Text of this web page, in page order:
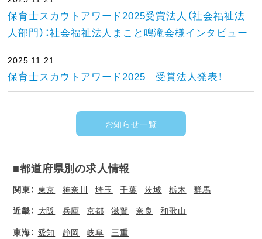
保育士スカウトアワード2025受賞法人（社会福祉法
人部門）：社会福祉法人まこと鳴滝会様インタビュー
2025.11.21
保育士スカウトアワード2025 受賞法人発表！
お知らせ一覧
■都道府県別の求人情報
関東： 東京 神奈川 埼玉 千葉 茨城 栃木 群馬
近畿： 大阪 兵庫 京都 滋賀 奈良 和歌山
東海： 愛知 静岡 岐阜 三重